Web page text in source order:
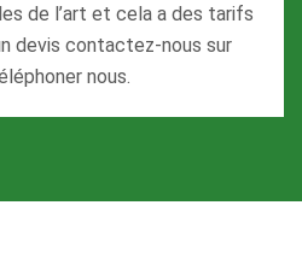
de l’art et cela a des tarifs
devis contactez-nous sur
nous.